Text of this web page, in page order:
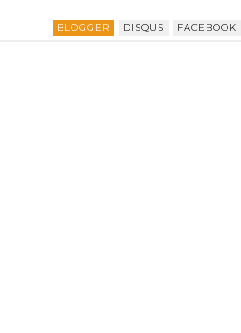
BLOGGER DISQUS FACEBOOK